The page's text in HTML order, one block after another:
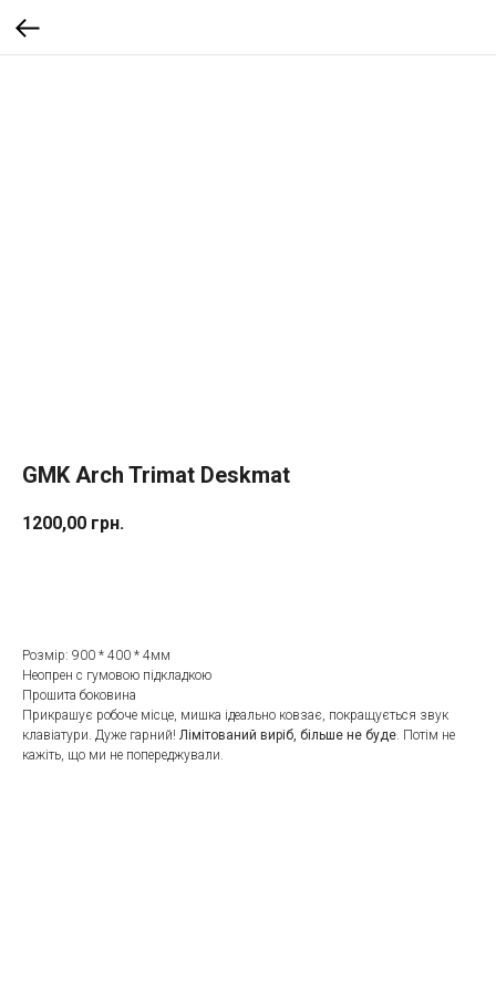
GMK Arch Trimat Deskmat
1200,00 грн.
Розмір: 900 * 400 * 4мм
Неопрен с гумовою підкладкою
Прошита боковина
Прикрашує робоче місце, мишка ідеально ковзає, покращується звук
клавіатури. Дуже гарний! Лімітований виріб, більше не буде. Потім не
кажіть, що ми не попереджували.